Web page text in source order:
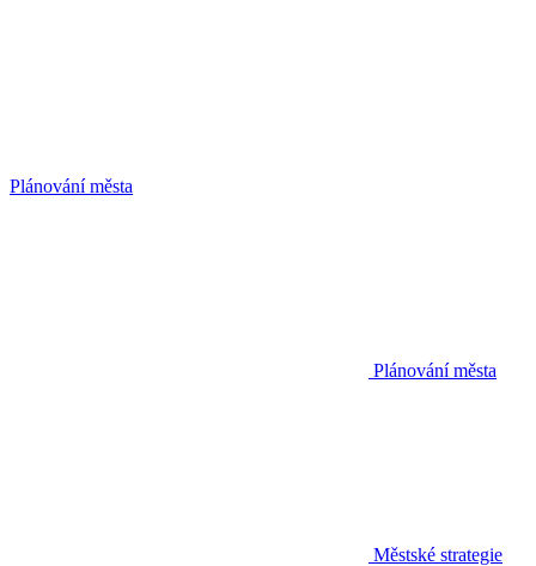
Plánování města
Plánování města
Městské strategie